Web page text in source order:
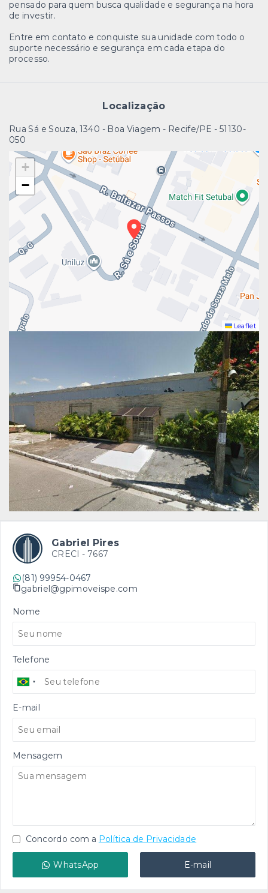
pensado para quem busca qualidade e segurança na hora
de investir.
Entre em contato e conquiste sua unidade com todo o
suporte necessário e segurança em cada etapa do
processo.
Localização
Rua Sá e Souza, 1340 - Boa Viagem - Recife/PE - 51130-
050
+
−
Leaflet
Gabriel Pires
CRECI - 7667
(81) 99954-0467
gabriel@gpimoveispe.com
Nome
Telefone
E-mail
Mensagem
Concordo com a Política de Privacidade
WhatsApp E-mail